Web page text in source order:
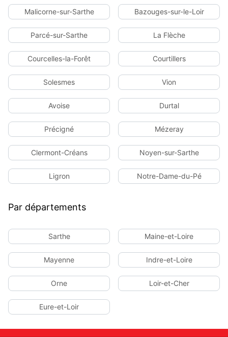
Malicorne-sur-Sarthe Bazouges-sur-le-Loir
Parcé-sur-Sarthe La Flèche
Courcelles-la-Forêt Courtillers
Solesmes Vion
Avoise Durtal
Précigné Mézeray
Clermont-Créans Noyen-sur-Sarthe
Ligron Notre-Dame-du-Pé
Par départements
Sarthe Maine-et-Loire
Mayenne Indre-et-Loire
Orne Loir-et-Cher
Eure-et-Loir